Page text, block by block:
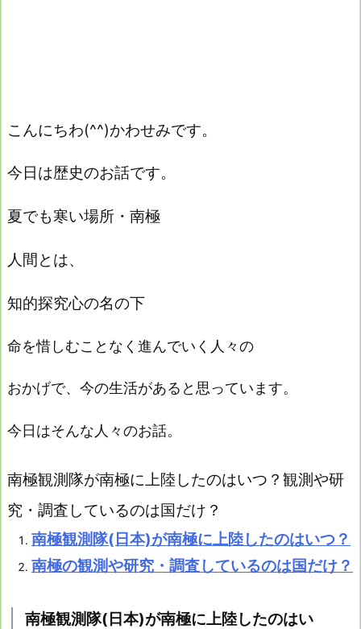
こんにちわ(^^)かわせみです。
今日は歴史のお話です。
夏でも寒い場所・南極
人間とは、
知的探究心の名の下
命を惜しむことなく進んでいく人々の
おかげで、今の生活があると思っています。
今日はそんな人々のお話。
南極観測隊が南極に上陸したのはいつ？観測や研
究・調査しているのは国だけ？
南極観測隊(日本)が南極に上陸したのはいつ？
南極の観測や研究・調査しているのは国だけ？
南極観測隊(日本)が南極に上陸したのはい